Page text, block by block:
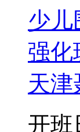
天津
开班